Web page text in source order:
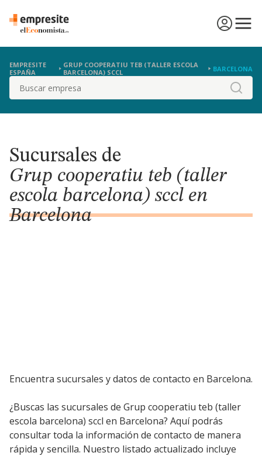
EMPRESITE
ESPAÑA
GRUP COOPERATIU TEB (TALLER ESCOLA
BARCELONA) SCCL
BARCELONA
Buscar
Sucursales de
Grup cooperatiu teb (taller
escola barcelona) sccl en
Barcelona
Encuentra sucursales y datos de contacto en Barcelona.
¿Buscas las sucursales de Grup cooperatiu teb (taller
escola barcelona) sccl en Barcelona? Aquí podrás
consultar toda la información de contacto de manera
rápida y sencilla. Nuestro listado actualizado incluye